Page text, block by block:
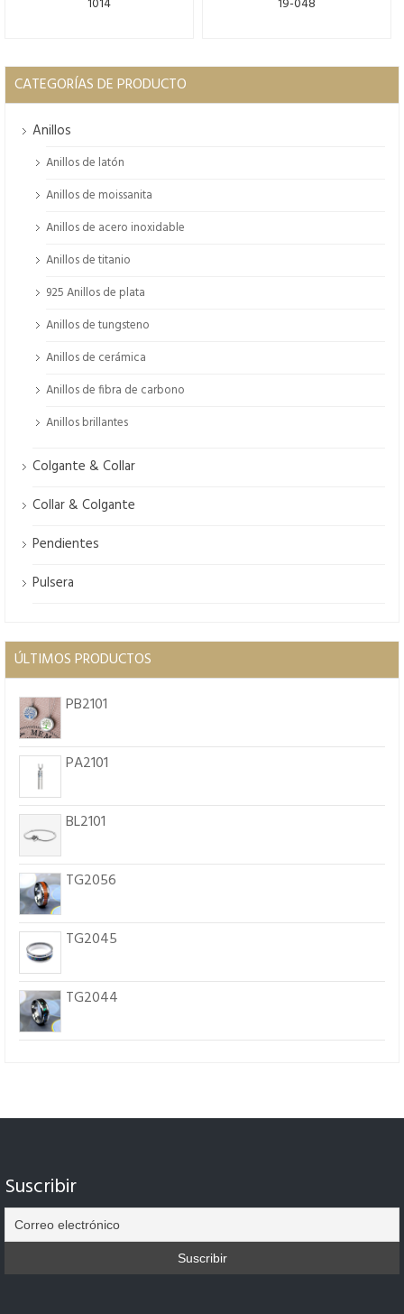
CATEGORÍAS DE PRODUCTO
Anillos
Anillos de latón
Anillos de moissanita
Anillos de acero inoxidable
Anillos de titanio
925 Anillos de plata
Anillos de tungsteno
Anillos de cerámica
Anillos de fibra de carbono
Anillos brillantes
Colgante & Collar
Collar & Colgante
Pendientes
Pulsera
ÚLTIMOS PRODUCTOS
PB2101
PA2101
BL2101
TG2056
TG2045
TG2044
Suscribir